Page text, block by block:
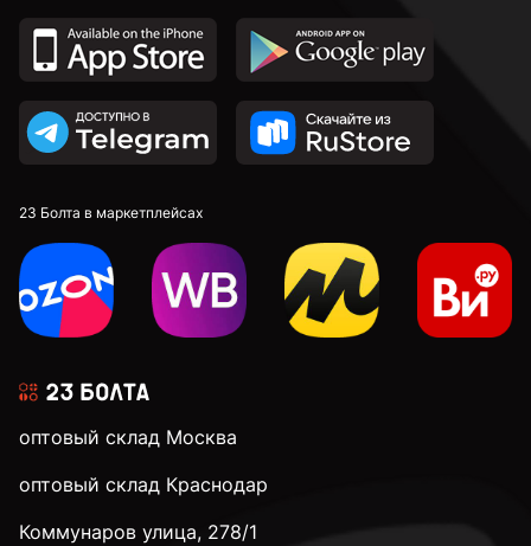
23 Болта в маркетплейсах
оптовый склад Москва
оптовый склад Краснодар
Коммунаров улица, 278/1